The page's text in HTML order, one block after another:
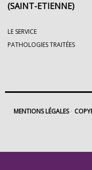
(SAINT-ETIENNE)
LE SERVICE
PATHOLOGIES TRAITÉES
MENTIONS LÉGALES